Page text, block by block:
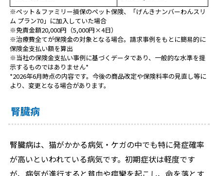
※ペット＆ファミリー損保のペット保険、「げんきナンバーわんスリ
ム プラン70」に加入していた場合
※免責金額20,000円（5,000円×4日）
※治療費全てが保険金の対象となる場合。請求事例をもとに簡易的に
保険金支払い額を算出
※当社の保険金支払い事例に基づくデータであり、一般的な水準を提
示するものではありません*
*2026年6月時点の内容です。今後の商品改定や保険料率の見直し等に
より、変更となる場合があります。
腎臓病
腎臓病は、猫がかかる病気・ケガの中でも特に発症確率
が高いといわれている病気です。初期症状は軽度です
が、病気が進行すると貧血や痙攣を起こし、命を落とす